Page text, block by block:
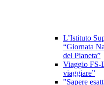
L’Istituto
“Giornata
del Pianeta”
Viaggio FS-
viaggiare”
"Sapere